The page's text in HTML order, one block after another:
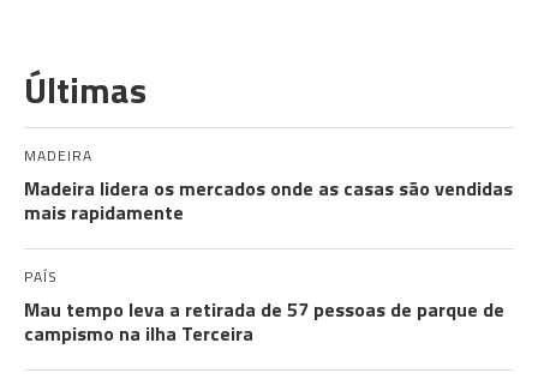
Últimas
MADEIRA
Madeira lidera os mercados onde as casas são vendidas
mais rapidamente
PAÍS
Mau tempo leva a retirada de 57 pessoas de parque de
campismo na ilha Terceira